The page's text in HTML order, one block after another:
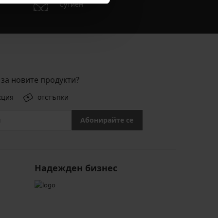
Сутиен
новите продукти?
отстъпки
Абонирайте се
Надежден бизнес